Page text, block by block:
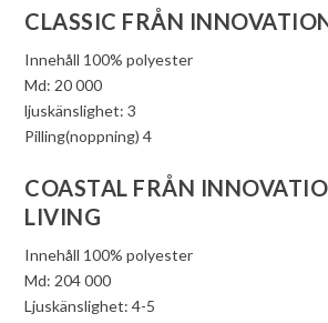
CLASSIC FRÅN
Innehåll 100% polyester
Md: 20 000
ljuskänslighet: 3
Pilling(noppning) 4
COASTAL FRÅN
LIVING
Innehåll 100% polyester
Md: 204 000
Ljuskänslighet: 4-5